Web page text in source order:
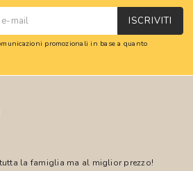
ISCRIVITI
promozionali in base a quanto
la famiglia ma al miglior prezzo!